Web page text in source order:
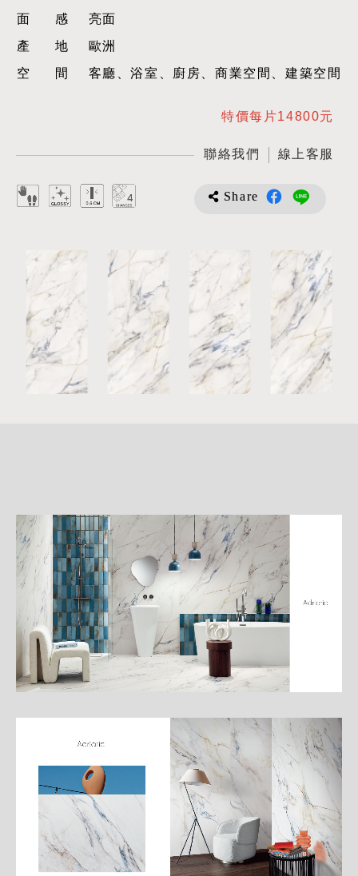
面感亮面
產地歐洲
空間客廳、浴室、廚房、商業空間、建築空間
特價每片14800元
聯絡我們 線上客服
Share
介
紹